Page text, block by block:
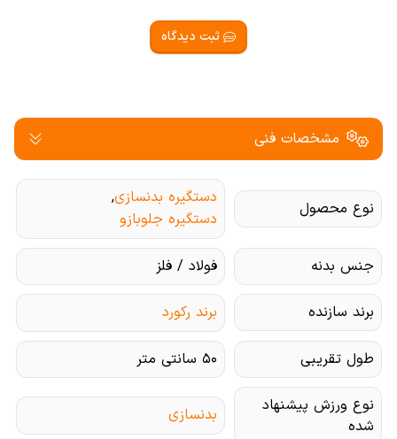
ثبت دیدگاه
مشخصات فنی
نوع محصول
دستگیره بدنسازی,
دستگیره جلوبازو
جنس بدنه فولاد / فلز
برند سازنده برند رکورد
طول تقریبی ۵۰ سانتی متر
نوع ورزش پیشنهاد
شده
بدنسازی